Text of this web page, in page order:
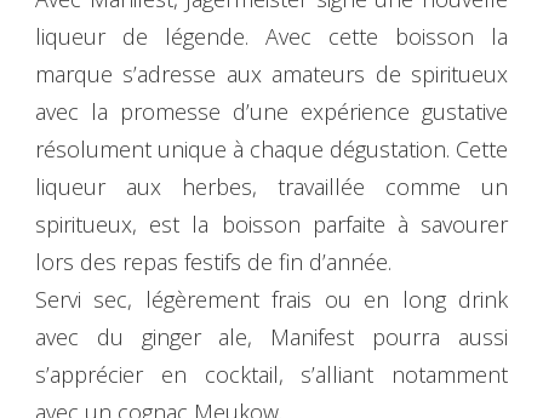
liqueur de légende. Avec cette boisson la
marque s’adresse aux amateurs de spiritueux
avec la promesse d’une expérience gustative
résolument unique à chaque dégustation. Cette
liqueur aux herbes, travaillée comme un
spiritueux, est la boisson parfaite à savourer
lors des repas festifs de fin d’année.
Servi sec, légèrement frais ou en long drink
avec du ginger ale, Manifest pourra aussi
s’apprécier en cocktail, s’alliant notamment
avec un cognac Meukow.